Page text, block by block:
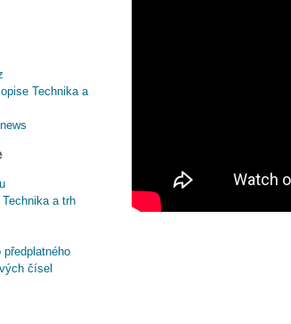
Technika a
a trh
čísel